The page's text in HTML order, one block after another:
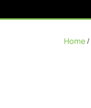
Home/